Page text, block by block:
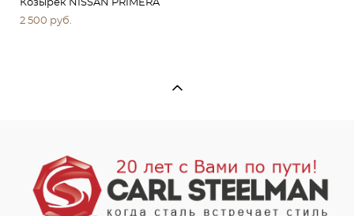
Козырек NISSAN PRIMERA
2 500 pуб.